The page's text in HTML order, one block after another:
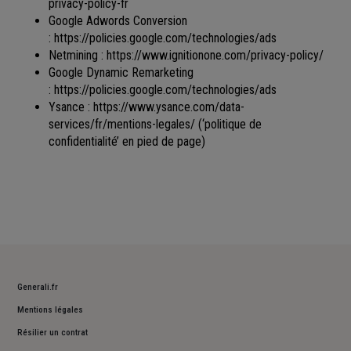
privacy-policy-fr
Google Adwords Conversion
: https://policies.google.com/technologies/ads
Netmining : https://www.ignitionone.com/privacy-policy/
Google Dynamic Remarketing
: https://policies.google.com/technologies/ads
Ysance : https://www.ysance.com/data-
services/fr/mentions-legales/ (‘politique de
confidentialité’ en pied de page)
Generali.fr
Mentions légales
Résilier un contrat